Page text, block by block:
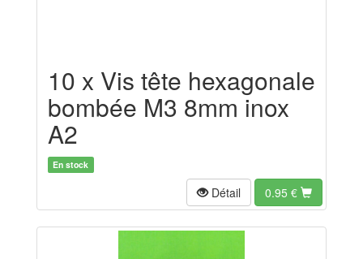
10 x Vis tête hexagonale
bombée M3 8mm inox
A2
En stock
Détail 0.95 €